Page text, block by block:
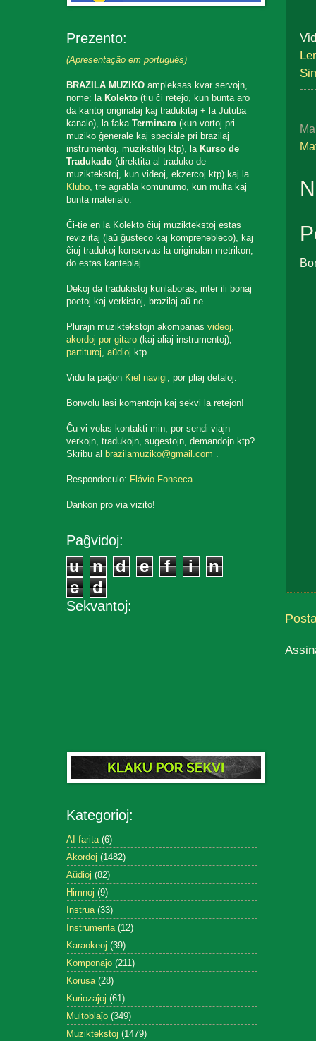
Prezento:
(Apresentação em português)
BRAZILA MUZIKO ampleksas kvar servojn,
nome: la Kolekto (tiu ĉi retejo, kun bunta aro
da kantoj originalaj kaj tradukitaj + la Jutuba
kanalo), la fakaTerminaro (kun vortoj pri
muziko ĝenerale kaj speciale pri brazilaj
instrumentoj, muzikstiloj ktp), la Kurso de
Tradukado (direktita al traduko de
muziktekstoj, kun videoj, ekzercoj ktp) kaj la
Klubo, tre agrabla komunumo, kun multa kaj
bunta materialo.
Ĉi-tie en la Kolekto ĉiuj muziktekstoj estas
reviziitaj (laŭ ĝusteco kaj komprenebleco), kaj
ĉiuj tradukoj konservas la originalan metrikon,
do estas kanteblaj.
Dekoj da tradukistoj kunlaboras, inter ili bonaj
poetoj kaj verkistoj, brazilaj aŭ ne.
Plurajn muziktekstojn akompanasvideoj,
akordoj por gitaro (kaj aliaj instrumentoj),
partituroj,aŭdioj ktp.
Vidu la paĝon Kiel navigi, por pliaj detaloj.
Bonvolu lasi komentojn kaj sekvi la retejon!
Ĉu vi volas kontakti min, por sendi viajn
verkojn, tradukojn, sugestojn, demandojn ktp?
Skribu al brazilamuziko@gmail.com .
Respondeculo: Flávio Fonseca.
Dankon pro via vizito!
Paĝvidoj:
u n d e f i
n
e
d
Sekvantoj:
Kategorioj:
AI-farita (6)
Akordoj (1482)
Aŭdioj (82)
Himnoj (9)
Instrua (33)
Instrumenta (12)
Karaokeoj (39)
Komponaĵo (211)
Korusa (28)
Kuriozaĵoj (61)
Multoblaĵo (349)
Muziktekstoj (1479)